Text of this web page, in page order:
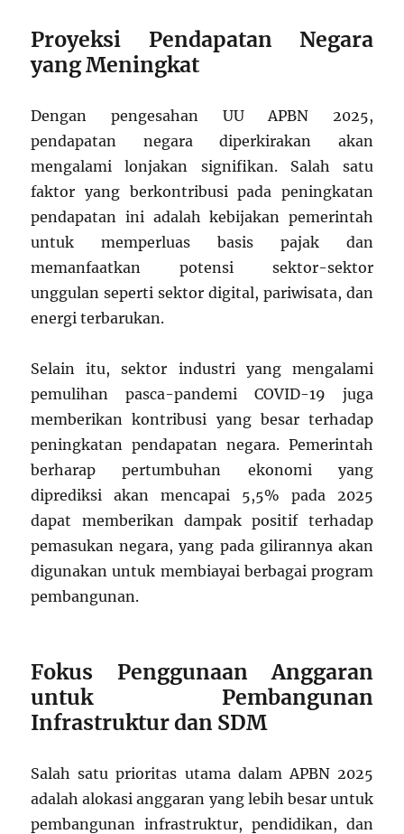
Proyeksi Pendapatan Negara
yang Meningkat
Dengan pengesahan UU APBN 2025,
pendapatan negara diperkirakan akan
mengalami lonjakan signifikan. Salah satu
faktor yang berkontribusi pada peningkatan
pendapatan ini adalah kebijakan pemerintah
untuk memperluas basis pajak dan
memanfaatkan potensi sektor-sektor
unggulan seperti sektor digital, pariwisata, dan
energi terbarukan.
Selain itu, sektor industri yang mengalami
pemulihan pasca-pandemi COVID-19 juga
memberikan kontribusi yang besar terhadap
peningkatan pendapatan negara. Pemerintah
berharap pertumbuhan ekonomi yang
diprediksi akan mencapai 5,5% pada 2025
dapat memberikan dampak positif terhadap
pemasukan negara, yang pada gilirannya akan
digunakan untuk membiayai berbagai program
pembangunan.
Fokus Penggunaan Anggaran
untuk Pembangunan
Infrastruktur dan SDM
Salah satu prioritas utama dalam APBN 2025
adalah alokasi anggaran yang lebih besar untuk
pembangunan infrastruktur, pendidikan, dan